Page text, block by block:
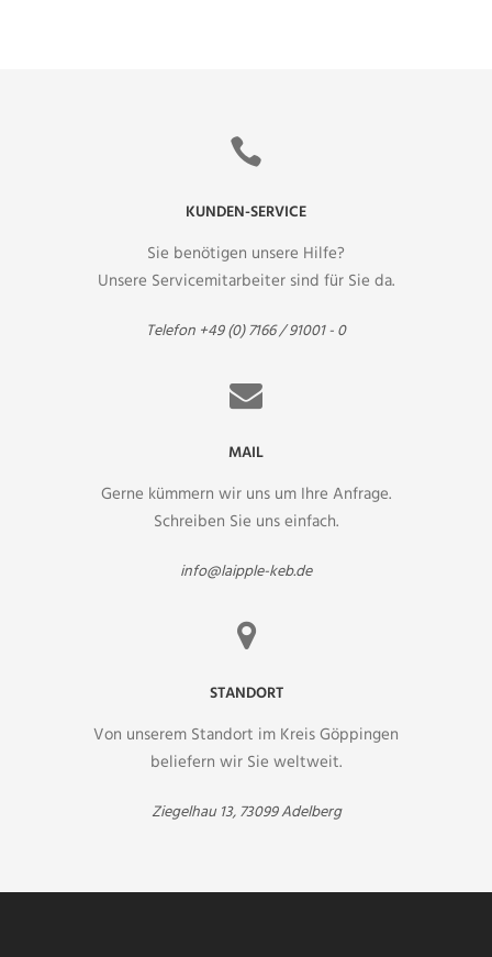
KUNDEN-SERVICE
Sie benötigen unsere Hilfe?
Unsere Servicemitarbeiter sind für Sie da.
Telefon +49 (0) 7166 / 91001 - 0
MAIL
Gerne kümmern wir uns um Ihre Anfrage.
Schreiben Sie uns einfach.
info@laipple-keb.de
STANDORT
Von unserem Standort im Kreis Göppingen
beliefern wir Sie weltweit.
Ziegelhau 13, 73099 Adelberg